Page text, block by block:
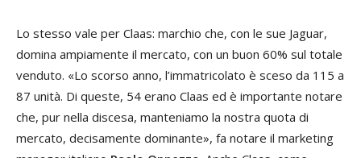
Lo stesso vale per Claas: marchio che, con le sue Jaguar,
domina ampiamente il mercato, con un buon 60% sul totale
venduto. «Lo scorso anno, l’immatricolato è sceso da 115 a
87 unità. Di queste, 54 erano Claas ed è importante notare
che, pur nella discesa, manteniamo la nostra quota di
mercato, decisamente dominante», fa notare il marketing